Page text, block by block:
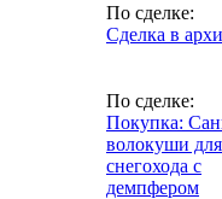
По сделке:
Сделка в
По сделке:
Покупка:
волокуши для
снегохода с
демпфером